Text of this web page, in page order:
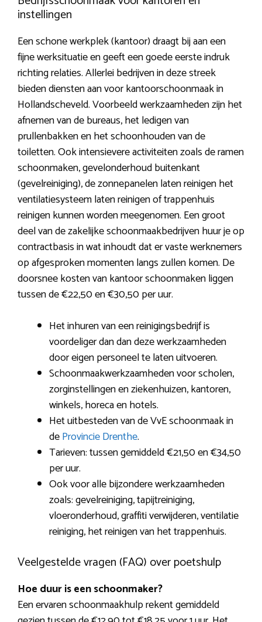
instellingen
Een schone werkplek (kantoor) draagt bij aan een
fijne werksituatie en geeft een goede eerste indruk
richting relaties. Allerlei bedrijven in deze streek
bieden diensten aan voor kantoorschoonmaak in
Hollandscheveld. Voorbeeld werkzaamheden zijn het
afnemen van de bureaus, het ledigen van
prullenbakken en het schoonhouden van de
toiletten. Ook intensievere activiteiten zoals de ramen
schoonmaken, gevelonderhoud buitenkant
(gevelreiniging), de zonnepanelen laten reinigen het
ventilatiesysteem laten reinigen of trappenhuis
reinigen kunnen worden meegenomen. Een groot
deel van de zakelijke schoonmaakbedrijven huur je op
contractbasis in wat inhoudt dat er vaste werknemers
op afgesproken momenten langs zullen komen. De
doorsnee kosten van kantoor schoonmaken liggen
tussen de €22,50 en €30,50 per uur.
Het inhuren van een reinigingsbedrijf is
voordeliger dan dan deze werkzaamheden
door eigen personeel te laten uitvoeren.
Schoonmaakwerkzaamheden voor scholen,
zorginstellingen en ziekenhuizen, kantoren,
winkels, horeca en hotels.
Het uitbesteden van de VvE schoonmaak in
deProvincie Drenthe.
Tarieven: tussen gemiddeld €21,50 en €34,50
per uur.
Ook voor alle bijzondere werkzaamheden
zoals: gevelreiniging, tapijtreiniging,
vloeronderhoud, graffiti verwijderen, ventilatie
reiniging, het reinigen van het trappenhuis.
Veelgestelde vragen (FAQ) over poetshulp
Hoe duur is een schoonmaker?
Een ervaren schoonmaakhulp rekent gemiddeld